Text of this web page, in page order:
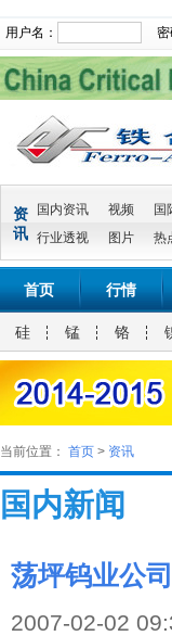
用户名： 密
资
讯
国内资讯 视频 国
行业透视
图片 热
首页 行情
硅 锰 铬
当前位置： 首页 > 资讯
国内新闻
荡坪钨业公
2007-02-02